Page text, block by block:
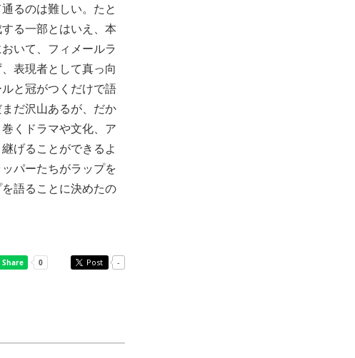
るのは難しい。たと
る一部とはいえ、本
いて、フィメールラ
表現者として真っ向
と冠がつくだけで語
だ沢山あるが、だか
くドラマや文化、ア
げることができるよ
パーたちがラップを
語ることに決めたの
Post -